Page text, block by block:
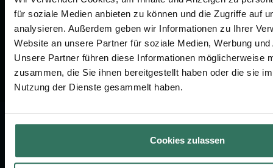
für soziale Medien anbieten zu können und die Zugriffe auf
analysieren. Außerdem geben wir Informationen zu Ihrer
Website an unsere Partner für soziale Medien, Werbung
Unsere Partner führen diese Informationen möglicherweise
zusammen, die Sie ihnen bereitgestellt haben oder die sie
Nutzung der Dienste gesammelt haben.
Cookies zulassen
info@bestattungen.de
An unserem Angebotsvergleich